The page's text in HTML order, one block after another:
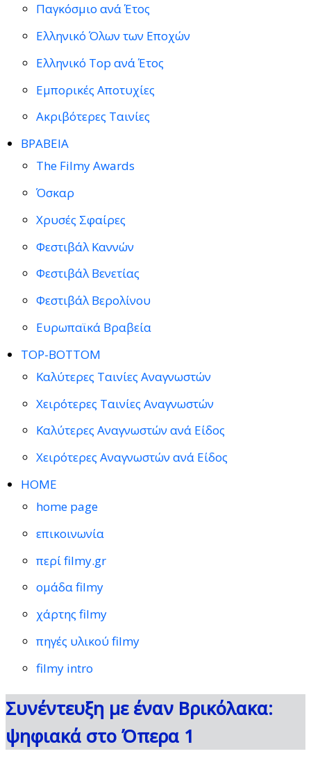
Παγκόσμιο ανά Έτος
Ελληνικό Όλων των Εποχών
Ελληνικό Top ανά Έτος
Εμπορικές Αποτυχίες
Ακριβότερες Ταινίες
ΒΡΑΒΕΙΑ
The Filmy Awards
Όσκαρ
Χρυσές Σφαίρες
Φεστιβάλ Καννών
Φεστιβάλ Βενετίας
Φεστιβάλ Βερολίνου
Ευρωπαϊκά Βραβεία
TOP-BOTTOM
Καλύτερες Ταινίες Αναγνωστών
Χειρότερες Ταινίες Αναγνωστών
Καλύτερες Αναγνωστών ανά Είδος
Χειρότερες Αναγνωστών ανά Είδος
HOME
home page
επικοινωνία
περί filmy.gr
ομάδα filmy
χάρτης filmy
πηγές υλικού filmy
filmy intro
Συνέντευξη με έναν Βρικόλακα:
ψηφιακά στο Όπερα 1